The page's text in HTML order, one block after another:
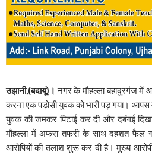
उझानी,(बदायूं)। नगर के मौहल्ला बहादुरगंज में
करना एक पड़ोसी युवक को भारी पड़ गया।
युवक की जमकर पिटाई कर दी और दबंगई
मौहल्ला में अफरा तफरी के साथ दहशत फैल
आरोपियों की तलाश शुरू कर दी है। मुख्य